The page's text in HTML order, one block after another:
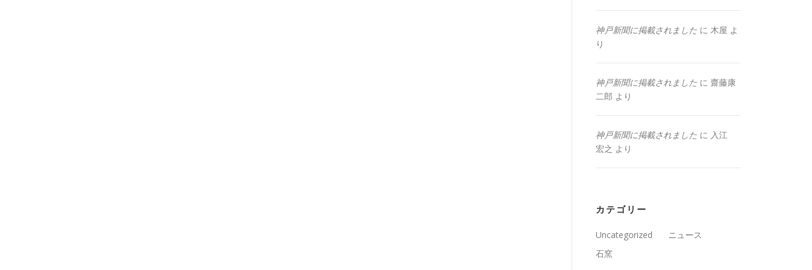
神戸新聞に掲載されました に 木屋 よ
り
神戸新聞に掲載されました に 齋藤康
二郎 より
神戸新聞に掲載されました に 入江
宏之 より
カテゴリー
Uncategorized
ニュース
石窯